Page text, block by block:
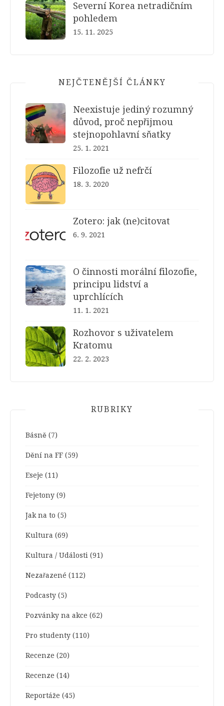
Severní Korea netradičním
pohledem
15. 11. 2025
NEJČTENĚJŠÍ ČLÁNKY
Neexistuje jediný rozumný
důvod, proč nepřijmou
stejnopohlavní sňatky
25. 1. 2021
Filozofie už nefrčí
18. 3. 2020
Zotero: jak (ne)citovat
6. 9. 2021
O činnosti morální filozofie,
principu lidství a
uprchlících
11. 1. 2021
Rozhovor s uživatelem
Kratomu
22. 2. 2023
RUBRIKY
Básně (7)
Dění na FF (59)
Eseje (11)
Fejetony (9)
Jak na to (5)
Kultura (69)
Kultura / Události (91)
Nezařazené (112)
Podcasty (5)
Pozvánky na akce (62)
Pro studenty (110)
Recenze (20)
Recenze (14)
Reportáže (45)